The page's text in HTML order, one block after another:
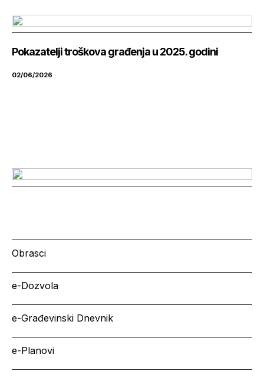
Pokazatelji troškova građenja u 2025. godini
02/06/2026
Obrasci
e-Dozvola
e-Građevinski Dnevnik
e-Planovi